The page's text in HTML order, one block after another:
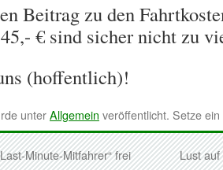
Beitrag zu den
€ sind sicher nicht zu
(hoffentlich)!
unterAllgemein veröffentlicht. Setze
Minute-Mitfahrer“ frei Lust